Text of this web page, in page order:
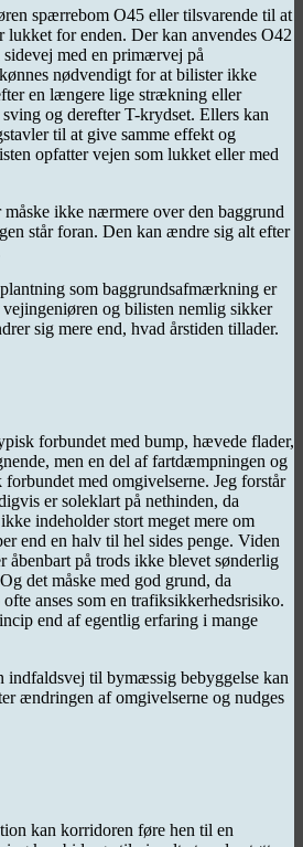
spærrebom O45 eller tilsvarende til at
lukket for enden. Der kan anvendes O42
med en primærvej på
nødvendigt for at bilister ikke
en længere lige strækning eller
og derefter T-krydset. Ellers kan
til at give samme effekt og
opfatter vejen som lukket eller med
ikke nærmere over den baggrund
står foran. Den kan ændre sig alt efter
som baggrundsafmærkning er
og bilisten nemlig sikker
sig mere end, hvad årstiden tillader.
forbundet med bump, hævede flader,
men en del af fartdæmpningen og
med omgivelserne. Jeg forstår
er soleklart på nethinden, da
indeholder stort meget mere om
end en halv til hel sides penge. Viden
åbenbart på trods ikke blevet sønderlig
det måske med god grund, da
anses som en trafiksikkerhedsrisiko.
end af egentlig erfaring i mange
indfaldsvej til bymæssig bebyggelse kan
ændringen af omgivelserne og nudges
kan korridoren føre hen til en